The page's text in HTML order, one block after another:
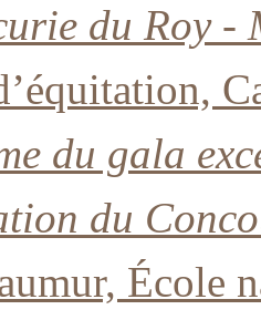
du Roy -
du gala
du
École